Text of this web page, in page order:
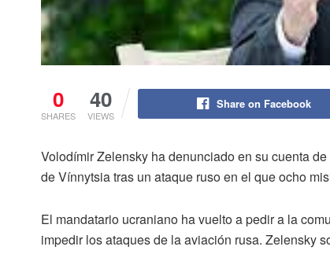
0
SHARES
40
VIEWS
Share on Facebook
Volodímir Zelensky ha denunciado en su cuenta
deVínnytsiatras un ataque ruso en el que ocho
El mandatario ucraniano ha vuelto a pedir a la
impedir los ataques de la aviación rusa. Zelensky